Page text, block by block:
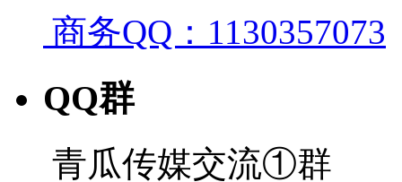
商务QQ：1130357073
QQ群
青瓜传媒交流①群